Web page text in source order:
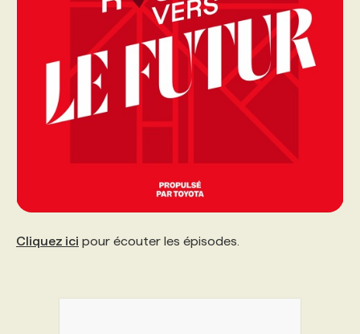
Cliquez ici pour écouter les épisodes.